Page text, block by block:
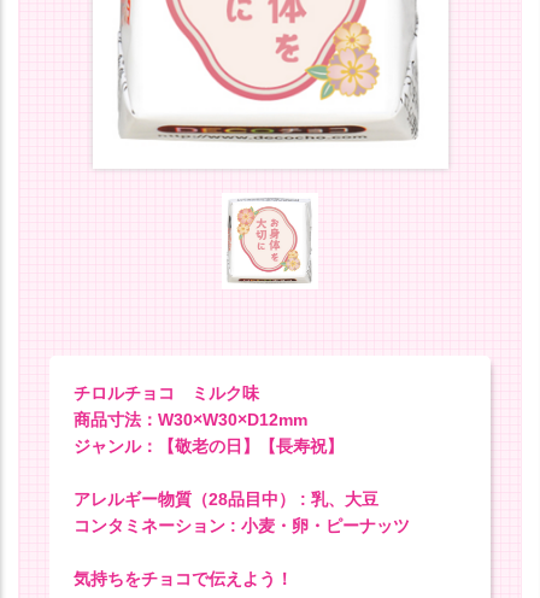
チロルチョコ ミルク味
商品寸法：W30×W30×D12mm
ジャンル：【敬老の日】【長寿祝】
アレルギー物質（28品目中） : 乳、大豆
コンタミネーション : 小麦・卵・ピーナッツ
気持ちをチョコで伝えよう！